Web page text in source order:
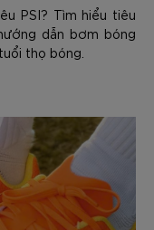
PSI? Tìm hiểu tiêu
dẫn bơm bóng
thọ bóng.